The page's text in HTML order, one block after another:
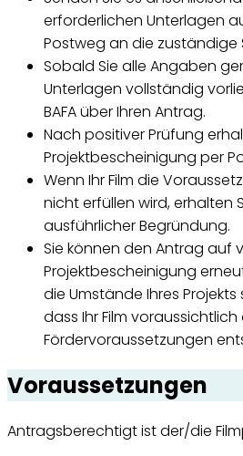
erforderlichen Unterlagen
Postweg an die zuständige
Sobald Sie alle Angaben
Unterlagen vollständig
BAFA über Ihren Antrag.
Nach positiver Prüfung
Projektbescheinigung per
Wenn Ihr Film die
nicht erfüllen wird, erhalten
ausführlicher Begründung.
Sie können den Antrag auf
Projektbescheinigung
die Umstände Ihres
dass Ihr Film
Fördervoraussetzungen
Voraussetzungen
Antragsberechtigt ist der/die